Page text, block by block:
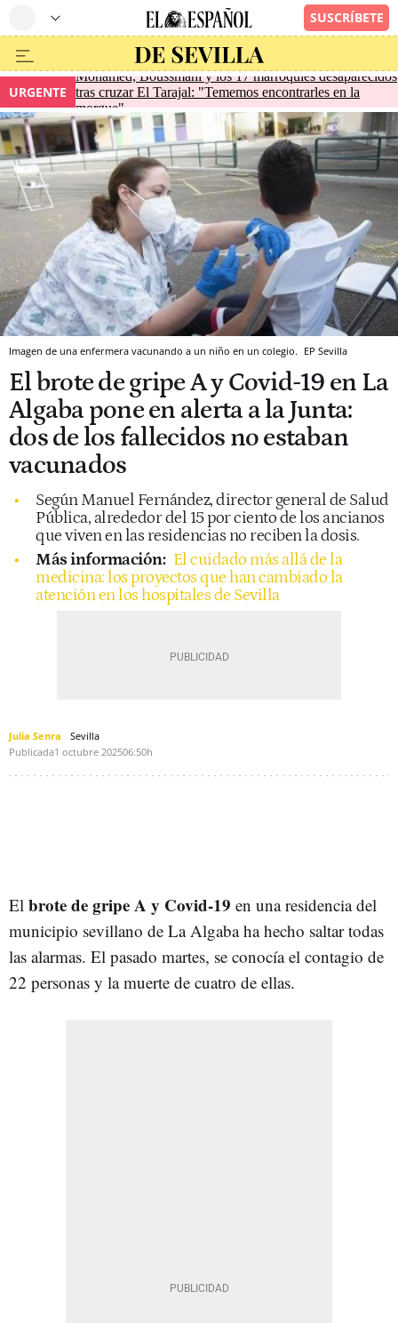
URGENTE
Mohamed, Boussmahi y los 17 marroquíes desaparecidos
tras cruzar El Tarajal: "Tememos encontrarles en la
morgue"
Imagen de una enfermera vacunando a un niño en un colegio. EP Sevilla
El brote de gripe A y Covid-19 en La
Algaba pone en alerta a la Junta:
dos de los fallecidos no estaban
vacunados
Según Manuel Fernández, director general de Salud
Pública, alrededor del 15 por ciento de los ancianos
que viven en las residencias no reciben la dosis.
Más información: El cuidado más allá de la
medicina: los proyectos que han cambiado la
atención en los hospitales de Sevilla
Julia Senra
Sevilla
Publicada1 octubre 202506:50h
El brote de gripe A y Covid-19 en una residencia del
municipio sevillano de La Algaba ha hecho saltar todas
las alarmas. El pasado martes, se conocía el contagio de
22 personas y la muerte de cuatro de ellas.